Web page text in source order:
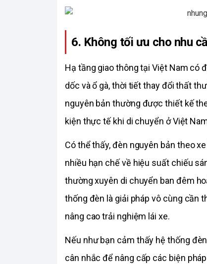
6. Không tối ưu cho nhu
Hạ tầng giao thông tại Việt Nam có
dốc và ổ gà, thời tiết thay đổi thất
nguyên bản thường được thiết kế
kiện thực tế khi di chuyển ở Việt
Có thể thấy, đèn nguyên bản theo
nhiều hạn chế về hiệu suất chiếu
thường xuyên di chuyển ban đêm
thống đèn là giải pháp vô cùng cần
nâng cao trải nghiệm lái xe.
Nếu như bạn cảm thấy hệ thống
cân nhắc để nâng cấp các biện